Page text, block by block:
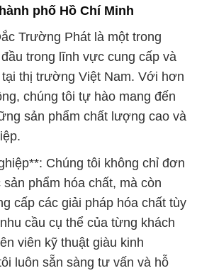
phố Hồ Chí Minh
Trường Phát là một trong
trong lĩnh vực cung cấp và
thị trường Việt Nam. Với hơn
chúng tôi tự hào mang đến
sản phẩm chất lượng cao và
Chúng tôi không chỉ đơn
phẩm hóa chất, mà còn
cấp các giải pháp hóa chất tùy
cầu cụ thể của từng khách
viên kỹ thuật giàu kinh
luôn sẵn sàng tư vấn và hỗ